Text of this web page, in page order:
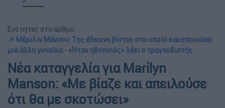
Ενότητες στο άρθρο:
📌 Μέριλιν Μάνσον: Της έδειχνε βίντεο στο οποίο κακοποιούσε
μια άλλη γυναίκα - «Ήταν ηθοποιός» λέει ο τραγουδιστής
Νέα καταγγελία για Marilyn
Manson: «Με βίαζε και απειλούσε
ότι θα με σκοτώσει»